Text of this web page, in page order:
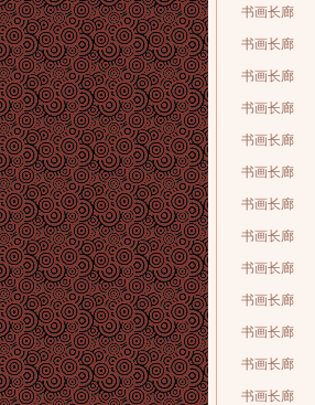
书画长廊
书画长廊
书画长廊
书画长廊
书画长廊
书画长廊
书画长廊
书画长廊
书画长廊
书画长廊
书画长廊
书画长廊
书画长廊